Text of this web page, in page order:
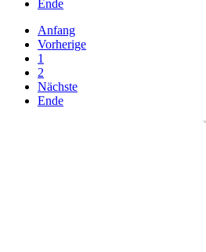
Ende
Anfang
Vorherige
1
2
Nächste
Ende